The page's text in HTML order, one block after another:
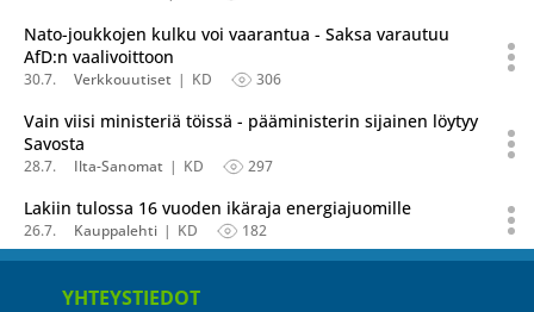
Nato-joukkojen kulku voi vaarantua - Saksa varautuu
AfD:n vaalivoittoon
30.7. Verkkouutiset KD 306
Vain viisi ministeriä töissä - pääministerin sijainen löytyy
Savosta
28.7. Ilta-Sanomat KD 297
Lakiin tulossa 16 vuoden ikäraja energiajuomille
26.7. Kauppalehti KD 182
YHTEYSTIEDOT